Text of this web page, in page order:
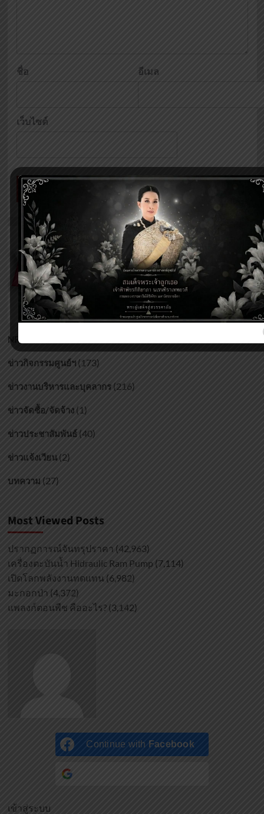
ชื่อ อีเมล
เว็บไซต์
NRSC
ข่าวกิจกรรมศูนย์ฯ(173)
ข่าวงานบริหารและบุคลากร(216)
ข่าวจัดซื้อ/จัดจ้าง(1)
ข่าวประชาสัมพันธ์(40)
ข่าวแจ้งเวียน(2)
บทความ (27)
Most Viewed Posts
ปรากฏการณ์จันทรุปราคา (42,963)
เครื่องตะบันน้ำ Hidraulic Ram Pump (7,114)
เปิดโลกพลังงานทดแทน (6,982)
มะกอกป่า (4,372)
แพลงก์ตอนพืช คืออะไร? (3,142)
Continue with Facebook
เข้าสู่ระบบ